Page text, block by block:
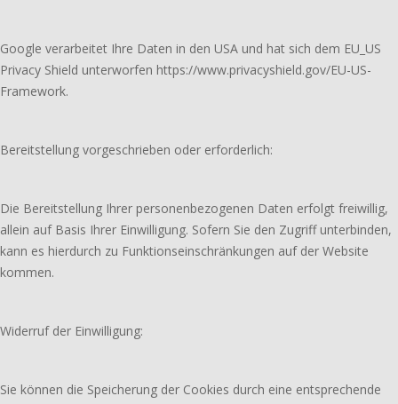
Google verarbeitet Ihre Daten in den USA und hat sich dem EU_US
Privacy Shield unterworfen https://www.privacyshield.gov/EU-US-
Framework.
Bereitstellung vorgeschrieben oder erforderlich:
Die Bereitstellung Ihrer personenbezogenen Daten erfolgt freiwillig,
allein auf Basis Ihrer Einwilligung. Sofern Sie den Zugriff unterbinden,
kann es hierdurch zu Funktionseinschränkungen auf der Website
kommen.
Widerruf der Einwilligung:
Sie können die Speicherung der Cookies durch eine entsprechende